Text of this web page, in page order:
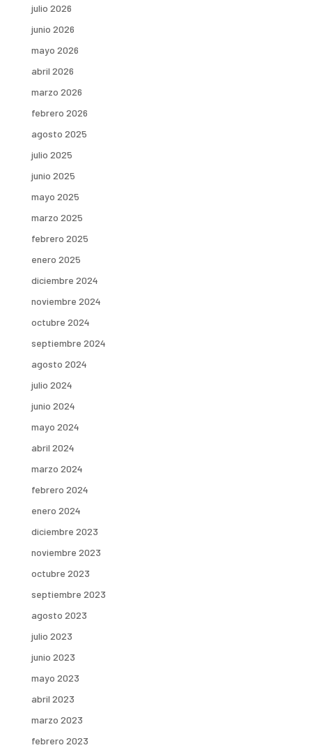
julio 2026
junio 2026
mayo 2026
abril 2026
marzo 2026
febrero 2026
agosto 2025
julio 2025
junio 2025
mayo 2025
marzo 2025
febrero 2025
enero 2025
diciembre 2024
noviembre 2024
octubre 2024
septiembre 2024
agosto 2024
julio 2024
junio 2024
mayo 2024
abril 2024
marzo 2024
febrero 2024
enero 2024
diciembre 2023
noviembre 2023
octubre 2023
septiembre 2023
agosto 2023
julio 2023
junio 2023
mayo 2023
abril 2023
marzo 2023
febrero 2023